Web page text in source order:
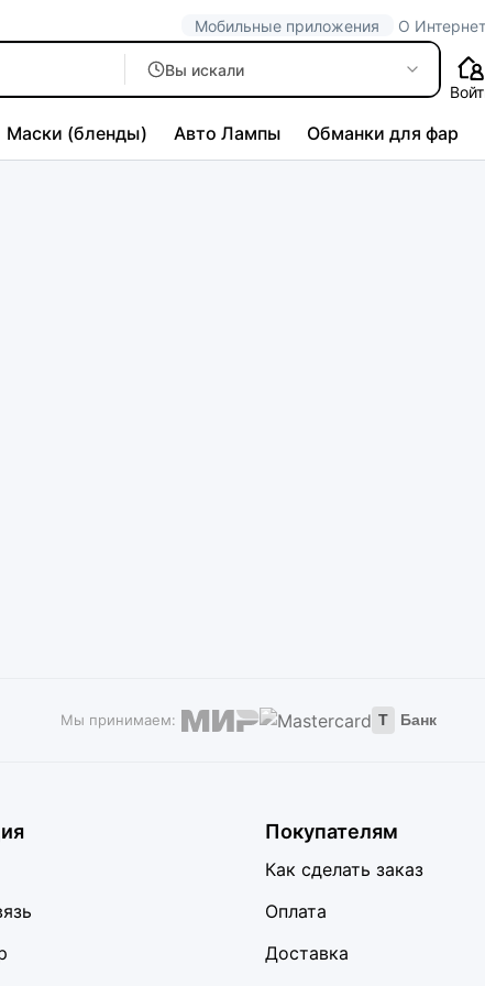
Мобильные приложения О
Вы искали
Маски (бленды) Авто Лампы Обманки для фар
Мы принимаем: Т Банк
Покупателям
Как сделать заказ
Оплата
Доставка